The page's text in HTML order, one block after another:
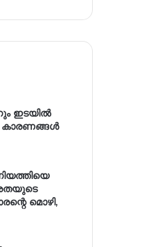
ഇടയിൽ
കാരണങ്ങള്‍
മൊഴി,